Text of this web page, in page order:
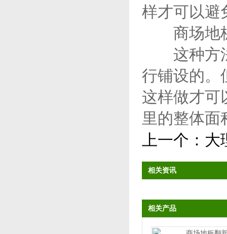
样才可以避
商场地板
这种方法
行铺设的。
这样做才可
里的整体面
上一个： 大
相关资讯
相关产品